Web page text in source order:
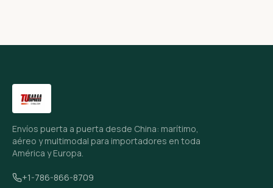
Envíos puerta a puerta desde China: marítimo,
aéreo y multimodal para importadores en toda
América y Europa.
+1-786-866-8709